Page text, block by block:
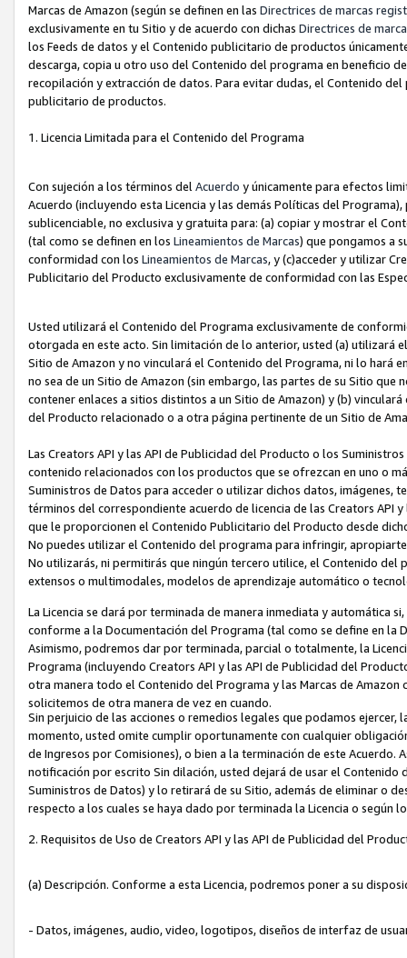
Marcas de Amazon (según se definen en las Directrices de marcas
exclusivamente en tu Sitio y de acuerdo con dichas Directrices de
los Feeds de datos y el Contenido publicitario de productos
descarga, copia u otro uso del Contenido del programa en beneficio
recopilación y extracción de datos. Para evitar dudas, el Contenido
publicitario de productos.
1. Licencia Limitada para el Contenido del Programa
Con sujeción a los términos del Acuerdo y únicamente para efectos
Acuerdo (incluyendo esta Licencia y las demás Políticas del
sublicenciable, no exclusiva y gratuita para: (a) copiar y mostrar el
(tal como se definen en los Lineamientos de Marcas) que pongamos a
conformidad con los Lineamientos de Marcas, y (c)acceder y utilizar
Publicitario del Producto exclusivamente de conformidad con las
Usted utilizará el Contenido del Programa exclusivamente de
otorgada en este acto. Sin limitación de lo anterior, usted (a) utilizará
Sitio de Amazon y no vinculará el Contenido del Programa, ni lo hará
no sea de un Sitio de Amazon (sin embargo, las partes de su Sitio
contener enlaces a sitios distintos a un Sitio de Amazon) y (b)
del Producto relacionado o a otra página pertinente de un Sitio de
Las Creators API y las API de Publicidad del Producto o los
contenido relacionados con los productos que se ofrezcan en uno o
Suministros de Datos para acceder o utilizar dichos datos,
términos del correspondiente acuerdo de licencia de las Creators API
que le proporcionen el Contenido Publicitario del Producto desde
No puedes utilizar el Contenido del programa para infringir,
No utilizarás, ni permitirás que ningún tercero utilice, el Contenido
extensos o multimodales, modelos de aprendizaje automático o
La Licencia se dará por terminada de manera inmediata y automática
conforme a la Documentación del Programa (tal como se define en la
Asimismo, podremos dar por terminada, parcial o totalmente, la
Programa (incluyendo Creators API y las API de Publicidad del
otra manera todo el Contenido del Programa y las Marcas de
solicitemos de otra manera de vez en cuando.
Sin perjuicio de las acciones o remedios legales que podamos
momento, usted omite cumplir oportunamente con cualquier
de Ingresos por Comisiones), o bien a la terminación de este
notificación por escrito Sin dilación, usted dejará de usar el
Suministros de Datos) y lo retirará de su Sitio, además de eliminar o
respecto a los cuales se haya dado por terminada la Licencia o según
2. Requisitos de Uso de Creators API y las API de Publicidad del
(a) Descripción. Conforme a esta Licencia, podremos poner a su
- Datos, imágenes, audio, video, logotipos, diseños de interfaz de